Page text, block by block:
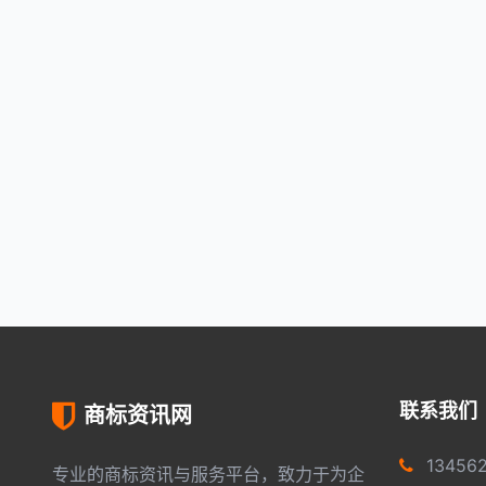
商标资讯网
专业的商标资讯与服务平台，致力于为企
联系我们